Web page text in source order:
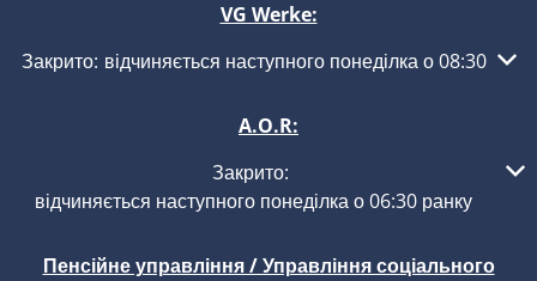
VG Werke:
Натисніть, щоб приховати інші години роботи або
Закрито: відчиняється наступного понеділка о 08:30
A.O.R:
Натисніть, щоб приховати інші години роботи або закриття
Закрито:
відчиняється наступного понеділка о 06:30 ранку
Пенсійне управління / Управління соціального